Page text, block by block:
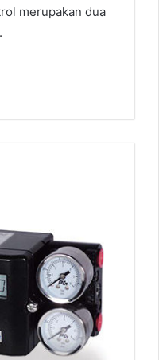
merupakan dua